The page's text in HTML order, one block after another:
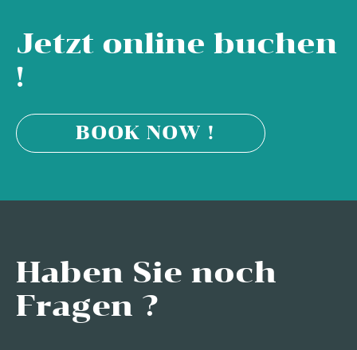
Jetzt online buchen
!
BOOK NOW !
Haben Sie noch
Fragen ?